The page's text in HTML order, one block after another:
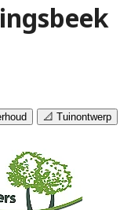
📐 Tuinontwerp